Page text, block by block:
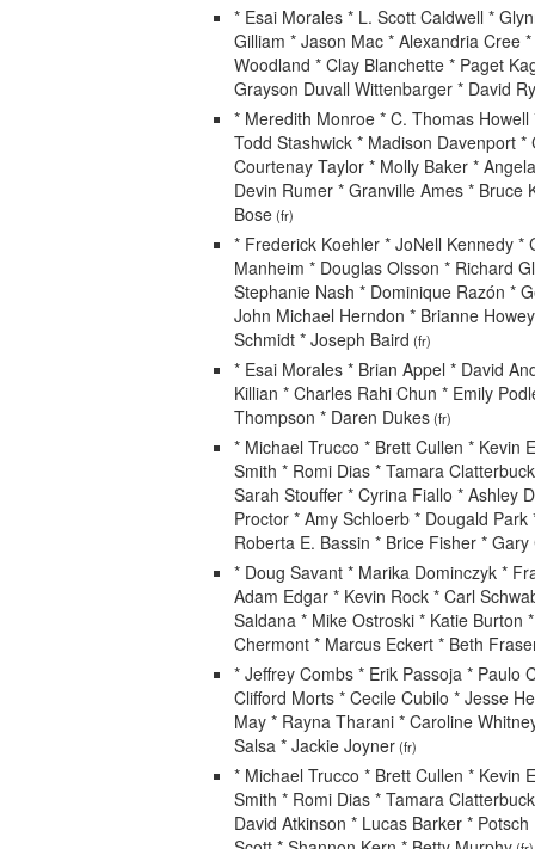
* Esai Morales * L. Scott Caldwell *
Gilliam * Jason Mac * Alexandria Cree
Woodland * Clay Blanchette * Paget
Grayson Duvall Wittenbarger * David
* Meredith Monroe * C. Thomas Howell
Todd Stashwick * Madison Davenport *
Courtenay Taylor * Molly Baker *
Devin Rumer * Granville Ames * Bruce
Bose(fr)
* Frederick Koehler * JoNell Kennedy *
Manheim * Douglas Olsson * Richard
Stephanie Nash * Dominique Razón *
John Michael Herndon * Brianne
Schmidt * Joseph Baird (fr)
* Esai Morales * Brian Appel * David
Killian * Charles Rahi Chun * Emily
Thompson * Daren Dukes(fr)
* Michael Trucco * Brett Cullen * Kevin
Smith * Romi Dias * Tamara
Sarah Stouffer * Cyrina Fiallo * Ashley
Proctor * Amy Schloerb * Dougald Park
Roberta E. Bassin * Brice Fisher * Gary
* Doug Savant * Marika Dominczyk *
Adam Edgar * Kevin Rock * Carl
Saldana * Mike Ostroski * Katie Burton
Chermont * Marcus Eckert * Beth
* Jeffrey Combs * Erik Passoja * Paulo
Clifford Morts * Cecile Cubilo * Jesse
May * Rayna Tharani * Caroline
Salsa * Jackie Joyner(fr)
* Michael Trucco * Brett Cullen * Kevin
Smith * Romi Dias * Tamara
David Atkinson * Lucas Barker *